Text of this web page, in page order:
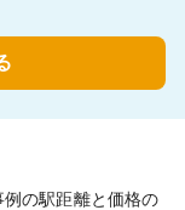
の駅距離と価格の